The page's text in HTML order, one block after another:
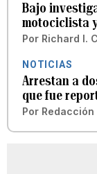
Bajo
motociclista
Por Richard I.
NOTICIAS
Arrestan a
que fue
Por Redacción